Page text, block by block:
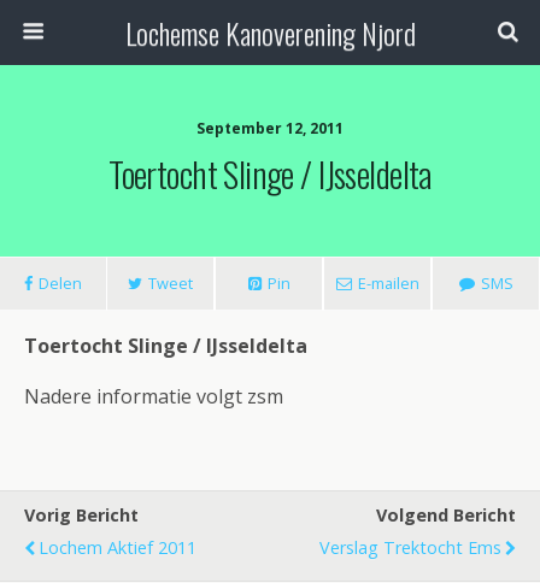
Lochemse Kanoverening Njord
September 12, 2011
Toertocht Slinge / IJsseldelta
Delen Tweet Pin E-mailen SMS
Toertocht Slinge / IJsseldelta
Nadere informatie volgt zsm
Vorig Bericht
Lochem Aktief 2011
Volgend Bericht
Verslag Trektocht Ems